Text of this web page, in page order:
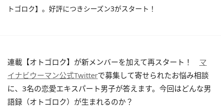
トゴロク】。好評につきシーズン3がスタート！
連載【オトゴロク】が新メンバーを加えて再スタート！ マ
イナビウーマン公式Twitterで募集して寄せられたお悩み相談
に、3名の恋愛エキスパート男子が答えます。今回はどんな男
語録（オトゴロク）が生まれるのか？